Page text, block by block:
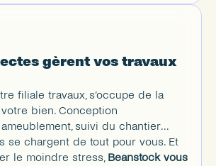
gèrent vos travaux
filiale travaux, s’occupe de la
bien. Conception
suivi du chantier...
se chargent de tout pour vous. Et
le moindre stress, Beanstock vous